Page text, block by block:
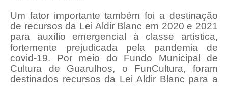
Um fator importante também foi a destinação
de recursos da Lei Aldir Blanc em 2020 e 2021
para auxílio emergencial à classe artística,
fortemente prejudicada pela pandemia de
covid-19. Por meio do Fundo Municipal de
Cultura de Guarulhos, o FunCultura, foram
destinados recursos da Lei Aldir Blanc para a